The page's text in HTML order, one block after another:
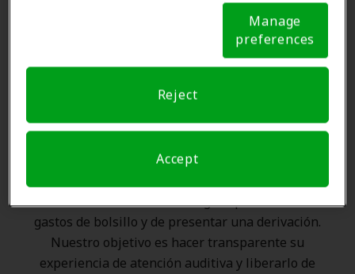
Notice (link here below). If you are using an opt-out
preference signal, we will honor that signal. Cookie
Manage
preferences
Reject
Accept
Amplifon Hearing Health Care se asocia con muchos
planes de beneficios y clínicas como AudioNova en
audífonos y atención auditiva. Nuestros promotores le
explican sus beneficios y programan exámenes con
profesionales licenciados para evaluaciones, pruebas
de ajuste y atención al cliente. Antes de su consulta en
AudioNova, Amplifon Hearing Health Care se encarga
de verificar su cobertura de seguro para reducir sus
gastos de bolsillo y de presentar una derivación.
Nuestro objetivo es hacer transparente su
experiencia de atención auditiva y liberarlo de